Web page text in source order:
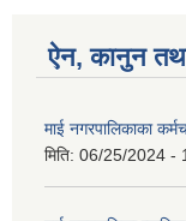
ऐन, कानुन तथा
माई नगरपालिकाका
मिति: 06/25/2024 -